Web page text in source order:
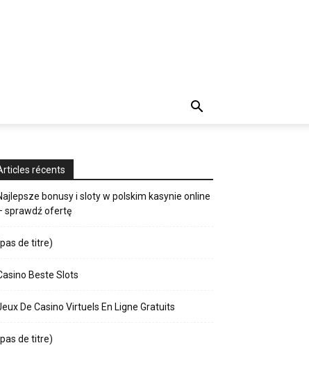
récents
bonusy i sloty w polskim kasynie online
sprawdź ofertę
de titre)
Beste Slots
De Casino Virtuels En Ligne Gratuits
de titre)